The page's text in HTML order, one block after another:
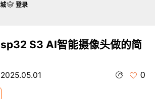
S3 AI智能摄像头做的简
2025.05.01 0
登录